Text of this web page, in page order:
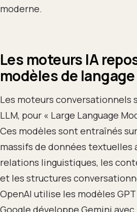
moderne.
Les moteurs IA
modèles de
Les moteurs conversationnels
LLM, pour « Large Language
Ces modèles sont entraînés
massifs de données textuelles
relations linguistiques, les
et les structures
OpenAI utilise les modèles